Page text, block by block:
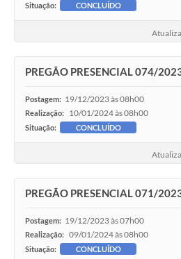
Situação: CONCLUÍDO
PREGÃO PRESENCIAL 074/
Postagem: 19/12/2023 às 08h00
Realização: 10/01/2024 às 08h00
Situação: CONCLUÍDO
PREGÃO PRESENCIAL 071/
Postagem: 19/12/2023 às 07h00
Realização: 09/01/2024 às 08h00
Situação: CONCLUÍDO